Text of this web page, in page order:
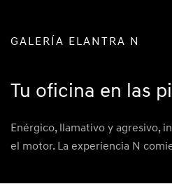
GALERÍA ELANTRA N
Tu oficina en las
Enérgico, llamativo y agresivo,
el motor. La experiencia N